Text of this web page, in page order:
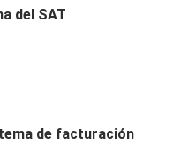
del SAT
de facturación